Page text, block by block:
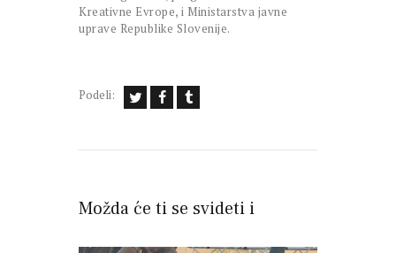
Kreativne Evrope, i Ministarstva javne
uprave Republike Slovenije.
Podeli:
Možda će ti se svideti i